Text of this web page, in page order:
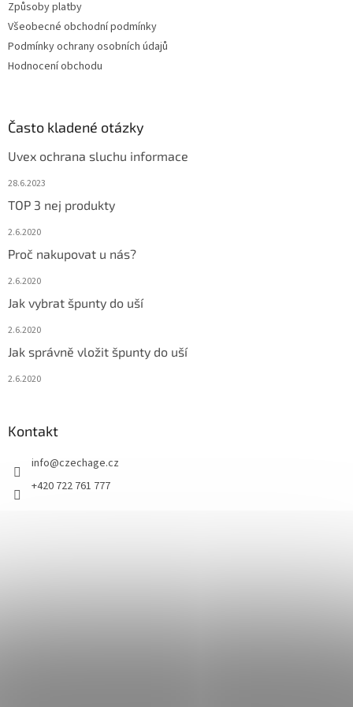
Způsoby platby
Všeobecné obchodní podmínky
Podmínky ochrany osobních údajů
Hodnocení obchodu
Často kladené otázky
Uvex ochrana sluchu informace
28.6.2023
TOP 3 nej produkty
2.6.2020
Proč nakupovat u nás?
2.6.2020
Jak vybrat špunty do uší
2.6.2020
Jak správně vložit špunty do uší
2.6.2020
Kontakt
info@czechage.cz
+420 722 761 777